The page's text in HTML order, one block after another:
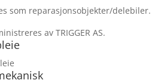
som reparasjonsobjekter/delebiler.
av TRIGGER AS.